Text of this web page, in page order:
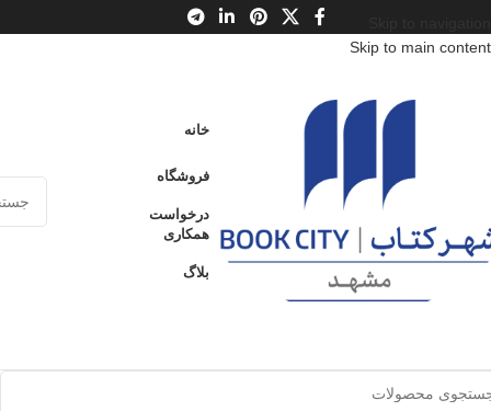
Skip to main content
خانه
فروشگاه
درخواست
همکاری
بلاگ